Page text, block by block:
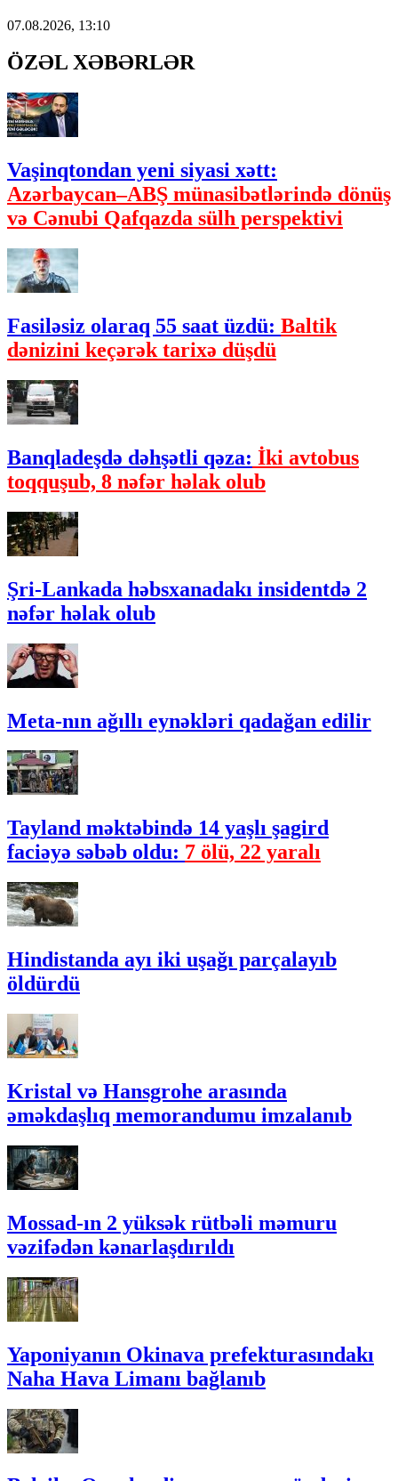
07.08.2026, 13:10
ÖZƏL XƏBƏRLƏR
Vaşinqtondan yeni siyasi xətt:
Azərbaycan–ABŞ münasibətlərində dönüş
və Cənubi Qafqazda sülh perspektivi
Fasiləsiz olaraq 55 saat üzdü: Baltik
dənizini keçərək tarixə düşdü
Banqladeşdə dəhşətli qəza: İki avtobus
toqquşub, 8 nəfər həlak olub
Şri-Lankada həbsxanadakı insidentdə 2
nəfər həlak olub
Meta-nın ağıllı eynəkləri qadağan edilir
Tayland məktəbində 14 yaşlı şagird
faciəyə səbəb oldu: 7 ölü, 22 yaralı
Hindistanda ayı iki uşağı parçalayıb
öldürdü
Kristal və Hansgrohe arasında
əməkdaşlıq memorandumu imzalanıb
Mossad-ın 2 yüksək rütbəli məmuru
vəzifədən kənarlaşdırıldı
Yaponiyanın Okinava prefekturasındakı
Naha Hava Limanı bağlanıb